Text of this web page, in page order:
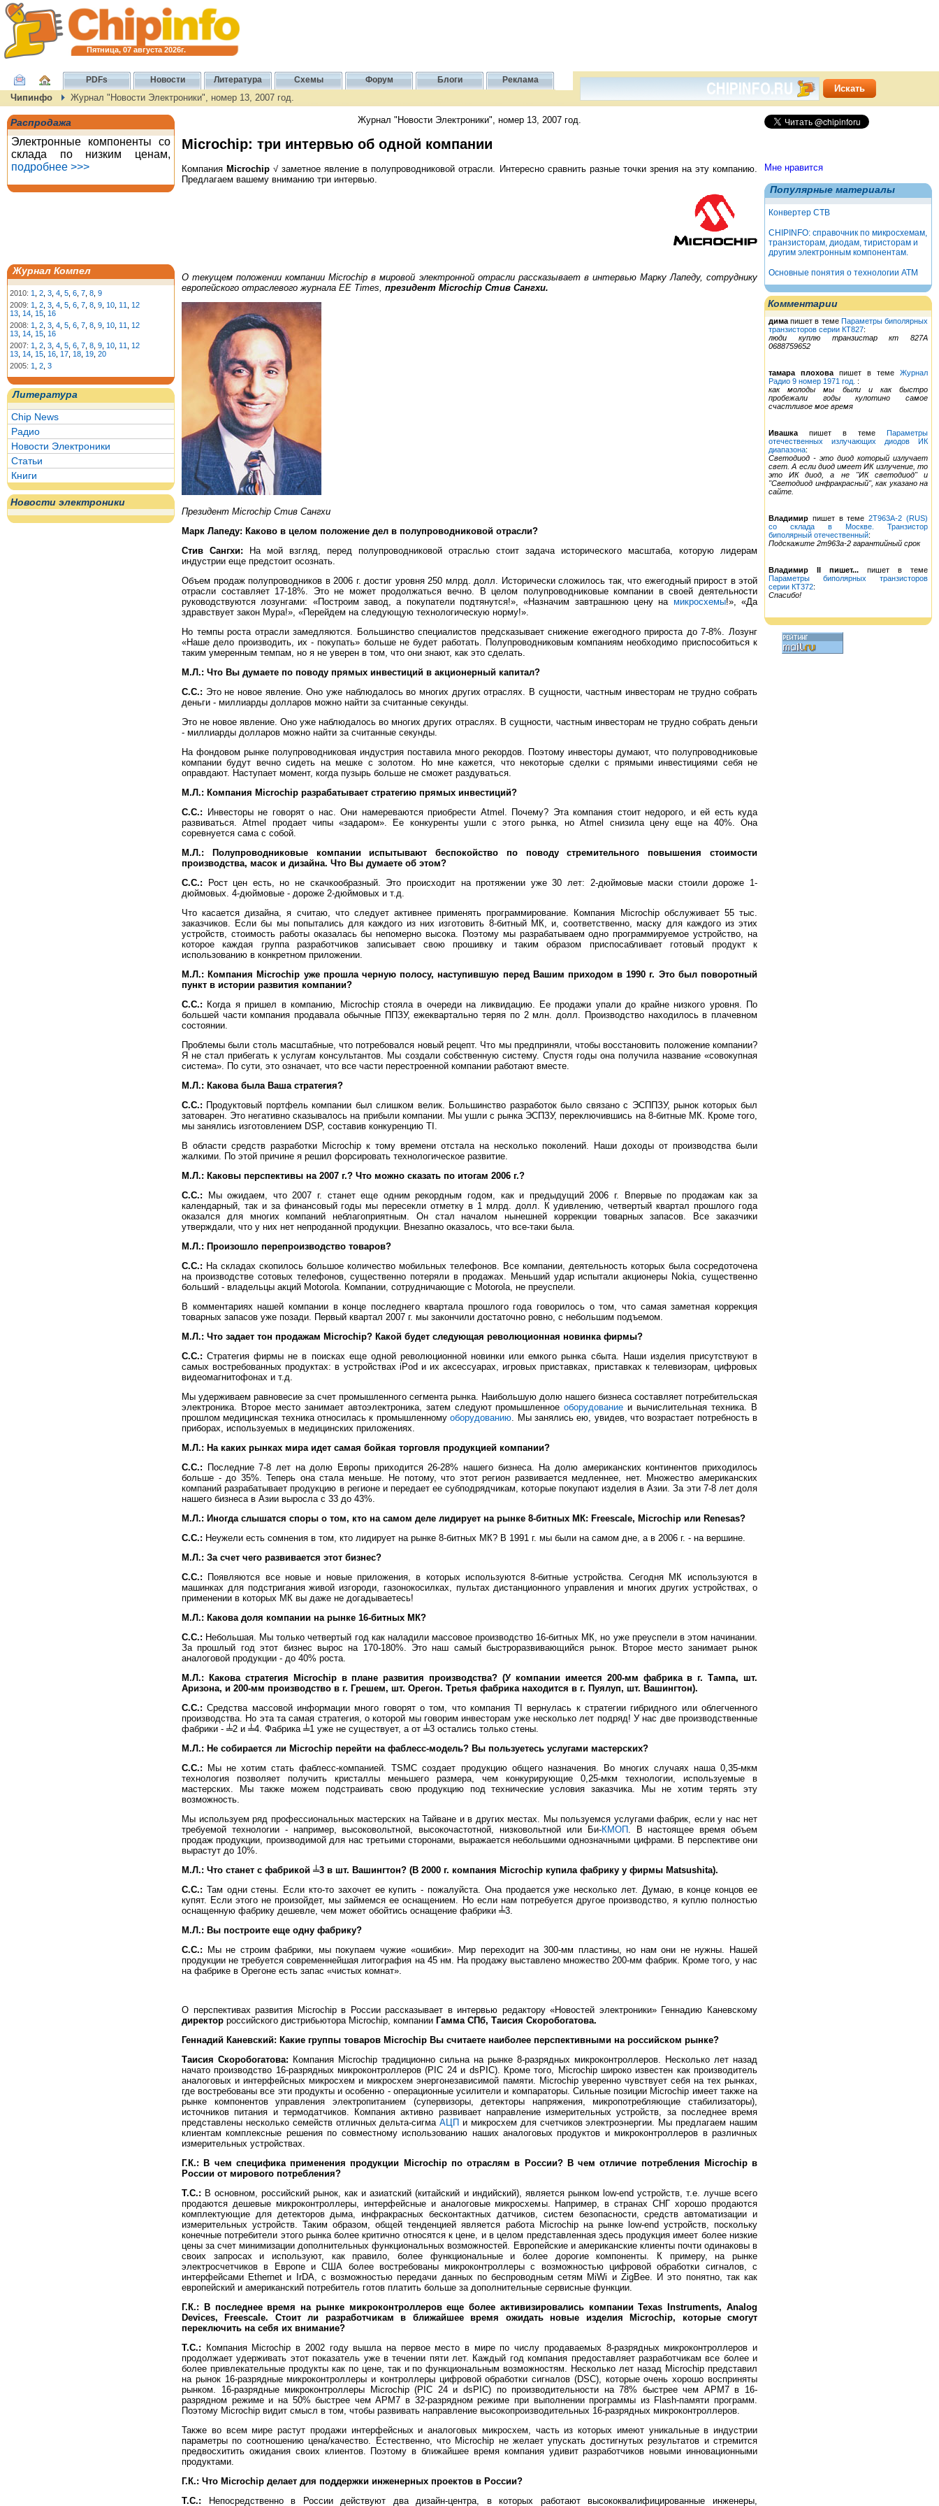
Пятница, 07 августа 2026г.
PDFs Новости Литература Схемы Форум Блоги Реклама
Чипинфо Журнал "Новости Электроники", номер 13, 2007 год.
Распродажа
Электронные компоненты со
склада по низким ценам,
подробнее >>>
Журнал Компел
2010: 1 2 3 4 5 6 7 8 9
2009: 1 2 3 4 5 6 7 8 9 10 11
12
13 14 15 16
2008: 1 2 3 4 5 6 7 8 9 10 11
12
13 14 15 16
2007: 1 2 3 4 5 6 7 8 9 10 11
12
13 14 15 16 17 18 19 20
2005: 1 2 3
Литература
Chip News
Радио
Новости Электроники
Статьи
Книги
Новости электроники
Мне нравится
Популярные материалы
Конвертер СТВ
CHIPINFO: справочник по микросхемам,
транзисторам, диодам, тиристорам и
другим электронным компонентам.
Основные понятия о технологии АТМ
Комментарии
дима пишет в теме Параметры биполярных
транзисторов серии КТ827:
люди куплю транзистар кт 827А
0688759652
тамара плохова пишет в теме Журнал
Радио 9 номер 1971 год. :
как молоды мы были и как быстро
пробежали годы кулотино самое
счастливое мое время
Ивашка пишет в теме Параметры
отечественных излучающих диодов ИК
диапазона:
Светодиод - это диод который излучает
свет. А если диод имеет ИК излучение, то
это ИК диод, а не "ИК светодиод" и
"Светодиод инфракрасный", как указано на
сайте.
Владимир пишет в теме2Т963А-2 (RUS)
со склада в Москве. Транзистор
биполярный отечественный:
Подскажите 2т963а-2 гарантийный срок
Владимир II пишет... пишет в теме
Параметры биполярных транзисторов
серии КТ372:
Спасибо!
Журнал "Новости Электроники", номер 13, 2007 год.
Microchip: три интервью об одной компании
Компания Microchip √ заметное явление в полупроводниковой отрасли. Интересно сравнить разные точки зрения на эту компанию.
Предлагаем вашему вниманию три интервью.
О текущем положении компании Microchip в мировой электронной отрасли рассказывает в интервью Марку Лапеду, сотруднику
европейского отраслевого журнала EE Times, президент Microchip Стив Сангхи.
Президент Microchip Стив Сангхи
Марк Лапеду: Каково в целом положение дел в полупроводниковой отрасли?
Стив Сангхи: На мой взгляд, перед полупроводниковой отраслью стоит задача исторического масштаба, которую лидерам
индустрии еще предстоит осознать.
Объем продаж полупроводников в 2006 г. достиг уровня 250 млрд. долл. Исторически сложилось так, что ежегодный прирост в этой
отрасли составляет 17-18%. Это не может продолжаться вечно. В целом полупроводниковые компании в своей деятельности
руководствуются лозунгами: «Построим завод, а покупатели подтянутся!», «Назначим завтрашнюю цену на микросхемы!», «Да
здравствует закон Мура!», «Перейдем на следующую технологическую норму!».
Но темпы роста отрасли замедляются. Большинство специалистов предсказывает снижение ежегодного прироста до 7-8%. Лозунг
«Наше дело производить, их - покупать» больше не будет работать. Полупроводниковым компаниям необходимо приспособиться к
таким умеренным темпам, но я не уверен в том, что они знают, как это сделать.
М.Л.: Что Вы думаете по поводу прямых инвестиций в акционерный капитал?
С.С.: Это не новое явление. Оно уже наблюдалось во многих других отраслях. В сущности, частным инвесторам не трудно собрать
деньги - миллиарды долларов можно найти за считанные секунды.
Это не новое явление. Оно уже наблюдалось во многих других отраслях. В сущности, частным инвесторам не трудно собрать деньги
- миллиарды долларов можно найти за считанные секунды.
На фондовом рынке полупроводниковая индустрия поставила много рекордов. Поэтому инвесторы думают, что полупроводниковые
компании будут вечно сидеть на мешке с золотом. Но мне кажется, что некоторые сделки с прямыми инвестициями себя не
оправдают. Наступает момент, когда пузырь больше не сможет раздуваться.
М.Л.: Компания Microchip разрабатывает стратегию прямых инвестиций?
С.С.: Инвесторы не говорят о нас. Они намереваются приобрести Atmel. Почему? Эта компания стоит недорого, и ей есть куда
развиваться. Atmel продает чипы «задаром». Ее конкуренты ушли с этого рынка, но Atmel снизила цену еще на 40%. Она
соревнуется сама с собой.
М.Л.:
Полупроводниковые компании испытывают беспокойство по поводу стремительного повышения стоимости
производства, масок и дизайна. Что Вы думаете об этом?
С.С.: Рост цен есть, но не скачкообразный. Это происходит на протяжении уже 30 лет: 2-дюймовые маски стоили дороже 1-
дюймовых. 4-дюймовые - дороже 2-дюймовых и т.д.
Что касается дизайна, я считаю, что следует активнее применять программирование. Компания Microchip обслуживает 55 тыс.
заказчиков. Если бы мы попытались для каждого из них изготовить 8-битный МК, и, соответственно, маску для каждого из этих
устройств, стоимость работы оказалась бы непомерно высока. Поэтому мы разрабатываем одно программируемое устройство, на
которое каждая группа разработчиков записывает свою прошивку и таким образом приспосабливает готовый продукт к
использованию в конкретном приложении.
М.Л.: Компания Microchip уже прошла черную полосу, наступившую перед Вашим приходом в 1990 г. Это был поворотный
пункт в истории развития компании?
С.С.: Когда я пришел в компанию, Microchip стояла в очереди на ликвидацию. Ее продажи упали до крайне низкого уровня. По
большей части компания продавала обычные ППЗУ, ежеквартально теряя по 2 млн. долл. Производство находилось в плачевном
состоянии.
Проблемы были столь масштабные, что потребовался новый рецепт. Что мы предприняли, чтобы восстановить положение компании?
Я не стал прибегать к услугам консультантов. Мы создали собственную систему. Спустя годы она получила название «совокупная
система». По сути, это означает, что все части перестроенной компании работают вместе.
М.Л.: Какова была Ваша стратегия?
С.С.: Продуктовый портфель компании был слишком велик. Большинство разработок было связано с ЭСППЗУ, рынок которых был
затоварен. Это негативно сказывалось на прибыли компании. Мы ушли с рынка ЭСПЗУ, переключившись на 8-битные МК. Кроме того,
мы занялись изготовлением DSP, составив конкуренцию TI.
В области средств разработки Microchip к тому времени отстала на несколько поколений. Наши доходы от производства были
жалкими. По этой причине я решил форсировать технологическое развитие.
М.Л.: Каковы перспективы на 2007 г.? Что можно сказать по итогам 2006 г.?
С.С.: Мы ожидаем, что 2007 г. станет еще одним рекордным годом, как и предыдущий 2006 г. Впервые по продажам как за
календарный, так и за финансовый годы мы пересекли отметку в 1 млрд. долл. К удивлению, четвертый квартал прошлого года
оказался для многих компаний неблагоприятным. Он стал началом нынешней коррекции товарных запасов. Все заказчики
утверждали, что у них нет непроданной продукции. Внезапно оказалось, что все-таки была.
М.Л.: Произошло перепроизводство товаров?
С.С.: На складах скопилось большое количество мобильных телефонов. Все компании, деятельность которых была сосредоточена
на производстве сотовых телефонов, существенно потеряли в продажах. Меньший удар испытали акционеры Nokia, существенно
больший - владельцы акций Motorola. Компании, сотрудничающие с Motorola, не преуспели.
В комментариях нашей компании в конце последнего квартала прошлого года говорилось о том, что самая заметная коррекция
товарных запасов уже позади. Первый квартал 2007 г. мы закончили достаточно ровно, с небольшим подъемом.
М.Л.: Что задает тон продажам Microchip? Какой будет следующая революционная новинка фирмы?
С.С.: Стратегия фирмы не в поисках еще одной революционной новинки или емкого рынка сбыта. Наши изделия присутствуют в
самых востребованных продуктах: в устройствах iPod и их аксессуарах, игровых приставках, приставках к телевизорам, цифровых
видеомагнитофонах и т.д.
Мы удерживаем равновесие за счет промышленного сегмента рынка. Наибольшую долю нашего бизнеса составляет потребительская
электроника. Второе место занимает автоэлектроника, затем следуют промышленноеоборудование и вычислительная техника. В
прошлом медицинская техника относилась к промышленномуоборудованию. Мы занялись ею, увидев, что возрастает потребность в
приборах, используемых в медицинских приложениях.
М.Л.: На каких рынках мира идет самая бойкая торговля продукцией компании?
С.С.: Последние 7-8 лет на долю Европы приходится 26-28% нашего бизнеса. На долю американских континентов приходилось
больше - до 35%. Теперь она стала меньше. Не потому, что этот регион развивается медленнее, нет. Множество американских
компаний разрабатывает продукцию в регионе и передает ее субподрядчикам, которые покупают изделия в Азии. За эти 7-8 лет доля
нашего бизнеса в Азии выросла с 33 до 43%.
М.Л.: Иногда слышатся споры о том, кто на самом деле лидирует на рынке 8-битных МК: Freescale, Microchip или Renesas?
С.С.: Неужели есть сомнения в том, кто лидирует на рынке 8-битных МК? В 1991 г. мы были на самом дне, а в 2006 г. - на вершине.
М.Л.: За счет чего развивается этот бизнес?
С.С.: Появляются все новые и новые приложения, в которых используются 8-битные устройства. Сегодня МК используются в
машинках для подстригания живой изгороди, газонокосилках, пультах дистанционного управления и многих других устройствах, о
применении в которых МК вы даже не догадываетесь!
М.Л.: Какова доля компании на рынке 16-битных МК?
С.С.: Небольшая. Мы только четвертый год как наладили массовое производство 16-битных МК, но уже преуспели в этом начинании.
За прошлый год этот бизнес вырос на 170-180%. Это наш самый быстроразвивающийся рынок. Второе место занимает рынок
аналоговой продукции - до 40% роста.
М.Л.:
Какова стратегия Microchip в плане развития производства? (У компании имеется 200-мм фабрика в г. Тампа, шт.
Аризона, и 200-мм производство в г. Грешем, шт. Орегон. Третья фабрика находится в г. Пуялуп, шт. Вашингтон).
С.С.: Средства массовой информации много говорят о том, что компания TI вернулась к стратегии гибридного или облегченного
производства. Но эта та самая стратегия, о которой мы говорим инвесторам уже несколько лет подряд! У нас две производственные
фабрики - ╧2 и ╧4. Фабрика ╧1 уже не существует, а от ╧3 остались только стены.
М.Л.: Не собирается ли Microchip перейти на фаблесс-модель? Вы пользуетесь услугами мастерских?
С.С.: Мы не хотим стать фаблесс-компанией. TSMC создает продукцию общего назначения. Во многих случаях наша 0,35-мкм
технология позволяет получить кристаллы меньшего размера, чем конкурирующие 0,25-мкм технологии, используемые в
мастерских. Мы также можем подстраивать свою продукцию под технические условия заказчика. Мы не хотим терять эту
возможность.
Мы используем ряд профессиональных мастерских на Тайване и в других местах. Мы пользуемся услугами фабрик, если у нас нет
требуемой технологии - например, высоковольтной, высокочастотной, низковольтной или Би-КМОП . В настоящее время объем
продаж продукции, производимой для нас третьими сторонами, выражается небольшими однозначными цифрами. В перспективе они
вырастут до 10%.
М.Л.: Что станет с фабрикой ╧3 в шт. Вашингтон? (В 2000 г. компания Microchip купила фабрику у фирмы Matsushita).
С.С.: Там одни стены. Если кто-то захочет ее купить - пожалуйста. Она продается уже несколько лет. Думаю, в конце концов ее
купят. Если этого не произойдет, мы займемся ее оснащением. Но если нам потребуется другое производство, я куплю полностью
оснащенную фабрику дешевле, чем может обойтись оснащение фабрики ╧3.
М.Л.: Вы построите еще одну фабрику?
С.С.: Мы не строим фабрики, мы покупаем чужие «ошибки». Мир переходит на 300-мм пластины, но нам они не нужны. Нашей
продукции не требуется современнейшая литография на 45 нм. На продажу выставлено множество 200-мм фабрик. Кроме того, у нас
на фабрике в Орегоне есть запас «чистых комнат».
О перспективах развития Microchip в России рассказывает в интервью редактору «Новостей электроники» Геннадию Каневскому
директор российского дистрибьютора Microchip, компании Гамма СПб, Таисия Скоробогатова.
Геннадий Каневский: Какие группы товаров Microchip Вы считаете наиболее перспективными на российском рынке?
Таисия Скоробогатова: Компания Microchip традиционно сильна на рынке 8-разрядных микроконтроллеров. Несколько лет назад
начато производство 16-разрядных микроконтроллеров (PIC 24 и dsPIC). Кроме того, Microchip широко известен как производитель
аналоговых и интерфейсных микросхем и микросхем энергонезависимой памяти. Microchip уверенно чувствует себя на тех рынках,
где востребованы все эти продукты и особенно - операционные усилители и компараторы. Сильные позиции Microchip имеет также на
рынке компонентов управления электропитанием (супервизоры, детекторы напряжения, микропотребляющие стабилизаторы),
источников питания и термодатчиков. Компания активно развивает направление измерительных устройств, за последнее время
представлены несколько семейств отличных дельта-сигмаАЦП и микросхем для счетчиков электроэнергии. Мы предлагаем нашим
клиентам комплексные решения по совместному использованию наших аналоговых продуктов и микроконтроллеров в различных
измерительных устройствах.
Г.К.: В чем специфика применения продукции Microchip по отраслям в России? В чем отличие потребления Microchip в
России от мирового потребления?
Т.С.: В основном, российский рынок, как и азиатский (китайский и индийский), является рынком low-end устройств, т.е. лучше всего
продаются дешевые микроконтроллеры, интерфейсные и аналоговые микросхемы. Например, в странах СНГ хорошо продаются
комплектующие для детекторов дыма, инфракрасных бесконтактных датчиков, систем безопасности, средств автоматизации и
измерительных устройств. Таким образом, общей тенденцией является работа Microchip на рынке low-end устройств, поскольку
конечные потребители этого рынка более критично относятся к цене, и в целом представленная здесь продукция имеет более низкие
цены за счет минимизации дополнительных функциональных возможностей. Европейские и американские клиенты почти одинаковы в
своих запросах и используют, как правило, более функциональные и более дорогие компоненты. К примеру, на рынке
электросчетчиков в Европе и США более востребованы микроконтроллеры с возможностью цифровой обработки сигналов, с
интерфейсами Ethernet и IrDA, с возможностью передачи данных по беспроводным сетям MiWi и ZigBee. И это понятно, так как
европейский и американский потребитель готов платить больше за дополнительные сервисные функции.
Г.К.: В последнее время на рынке микроконтроллеров еще более активизировались компании Texas Instruments, Analog
Devices, Freescale. Стоит ли разработчикам в ближайшее время ожидать новые изделия Microchip, которые смогут
переключить на себя их внимание?
Т.С.: Компания Microchip в 2002 году вышла на первое место в мире по числу продаваемых 8-разрядных микроконтроллеров и
продолжает удерживать этот показатель уже в течении пяти лет. Каждый год компания предоставляет разработчикам все более и
более привлекательные продукты как по цене, так и по функциональным возможностям. Несколько лет назад Microchip представил
на рынок 16-разрядные микроконтроллеры и контроллеры цифровой обработки сигналов (DSC), которые очень хорошо восприняты
рынком. 16-разрядные микроконтроллеры Microchip (PIC 24 и dsPIC) по производительности на 78% быстрее чем АРМ7 в 16-
разрядном режиме и на 50% быстрее чем АРМ7 в 32-разрядном режиме при выполнении программы из Flash-памяти программ.
Поэтому Microchip видит смысл в том, чтобы развивать направление высокопроизводительных 16-разрядных микроконтроллеров.
Также во всем мире растут продажи интерфейсных и аналоговых микросхем, часть из которых имеют уникальные в индустрии
параметры по соотношению цена/качество. Естественно, что Microchip не желает упускать достигнутых результатов и стремится
предвосхитить ожидания своих клиентов. Поэтому в ближайшее время компания удивит разработчиков новыми инновационными
продуктами.
Г.К.: Что Microchip делает для поддержки инженерных проектов в России?
Т.С.: Непосредственно в России действуют два дизайн-центра, в которых работают высококвалифицированные инженеры,